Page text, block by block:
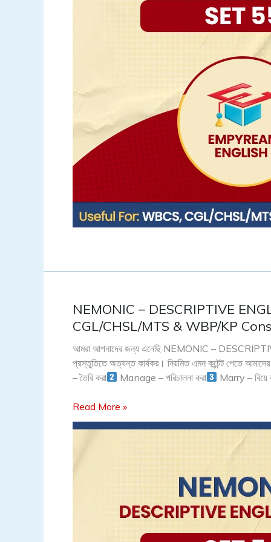
NEMONIC – DESCRIPTIVE
CGL/CHSL/MTS & WBP/KP
আমরা আপনাদের জন্য এনেছি NEMONIC –
প্রস্তুতিতে অত্যন্ত কার্যকর। নিয়মিত এমন কন্টেন্ট পেতে
– তৈরি করা
Manage – পরিচালনা করা Marry – বিয়ে
NEMONIC
–
DESCRIPTIVE
ENGLISH
VOCAB
(Set
for
WBCS,
Read More »